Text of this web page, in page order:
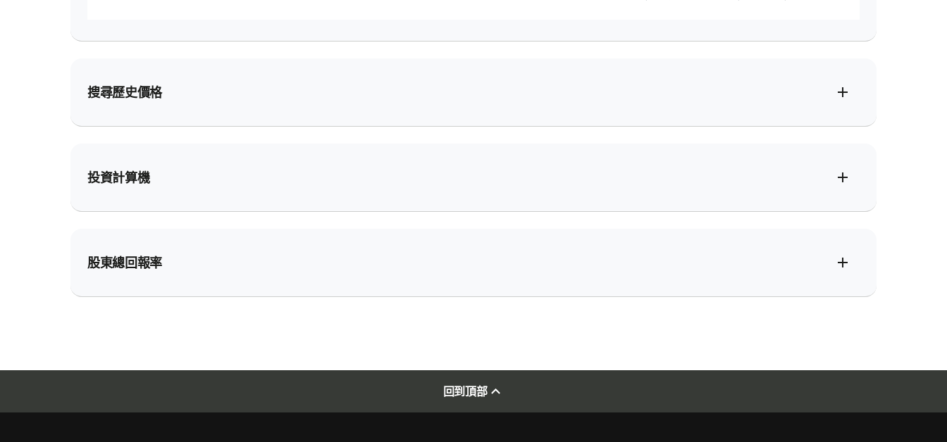
搜尋歷史價格
投資計算機
股東總回報率
回到頂部